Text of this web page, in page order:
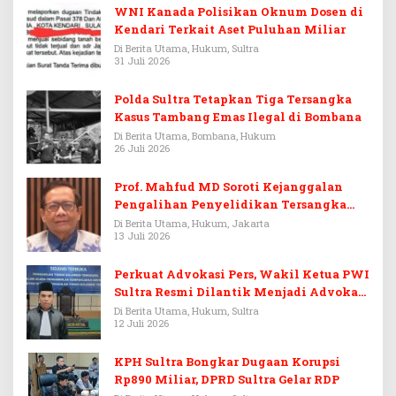
WNI Kanada Polisikan Oknum Dosen di
Kendari Terkait Aset Puluhan Miliar
Di Berita Utama, Hukum, Sultra
31 Juli 2026
Polda Sultra Tetapkan Tiga Tersangka
Kasus Tambang Emas Ilegal di Bombana
Di Berita Utama, Bombana, Hukum
26 Juli 2026
Prof. Mahfud MD Soroti Kejanggalan
Pengalihan Penyelidikan Tersangka
Febrie Adriansyah
Di Berita Utama, Hukum, Jakarta
13 Juli 2026
Perkuat Advokasi Pers, Wakil Ketua PWI
Sultra Resmi Dilantik Menjadi Advokat
PERADI
Di Berita Utama, Hukum, Sultra
12 Juli 2026
KPH Sultra Bongkar Dugaan Korupsi
Rp890 Miliar, DPRD Sultra Gelar RDP